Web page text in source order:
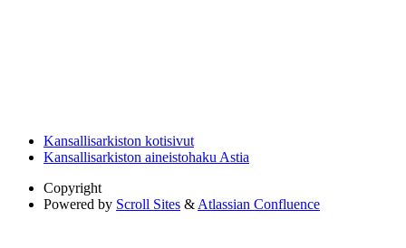
Kansallisarkiston kotisivut
Kansallisarkiston aineistohaku Astia
Copyright
Powered by Scroll Sites & Atlassian Confluence